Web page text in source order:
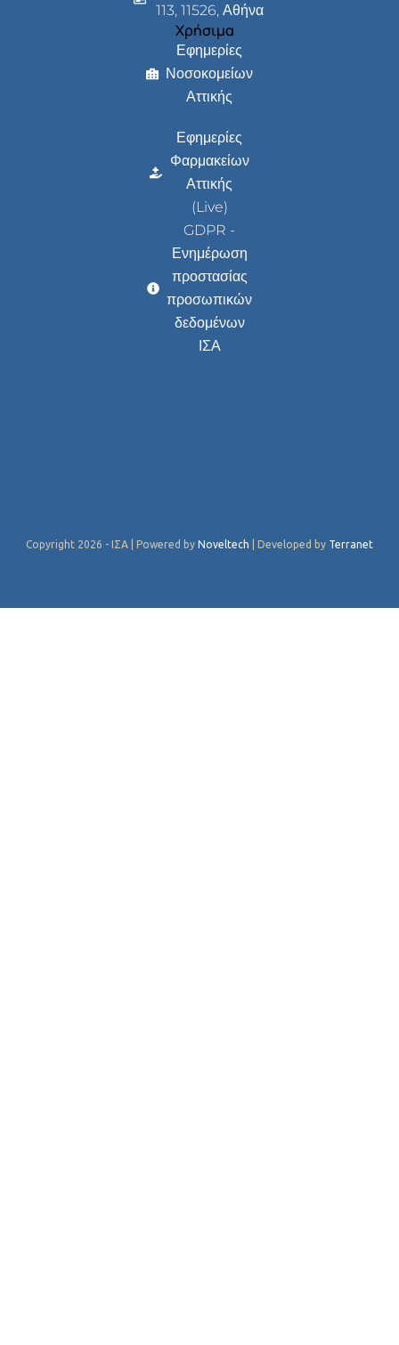
113, 11526, Αθήνα
Χρήσιμα
Εφημερίες
Νοσοκομείων
Αττικής
Εφημερίες
Φαρμακείων
Αττικής
(Live)
GDPR -
Ενημέρωση
προστασίας
προσωπικών
δεδομένων
ΙΣΑ
Copyright 2026 - ΙΣΑ | Powered by Noveltech | Developed by Terranet